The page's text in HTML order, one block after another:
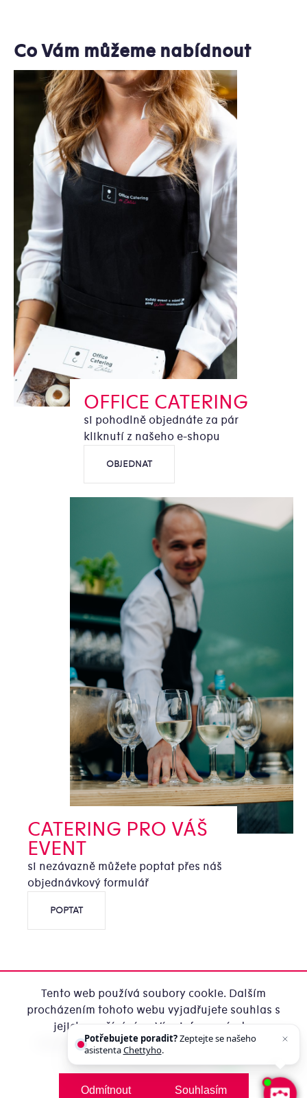
Tento web používá soubory cookie. Dalším
procházením tohoto webu vyjadřujete souhlas s
jejich používáním.. Více informací
zde
Nastavení
Odmítnout Souhlasím
Co Vám můžeme nabídnout
OFFICE CATERING
si pohodlně objednáte za pár
kliknutí z našeho e-shopu
OBJEDNAT
CATERING PRO VÁŠ
EVENT
si nezávazně můžete poptat přes náš
objednávkový formulář
POPTAT
na platformě
Copyright 2026Office Catering ze Zátiší. Všechna práva
vyhrazena.Upravit nastavení cookies
Potřebujete poradit?Zeptejte se našeho
asistentaChettyho.